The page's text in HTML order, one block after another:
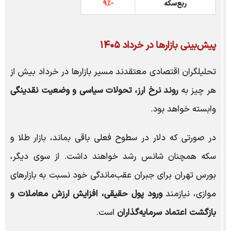
ربع‌سکه
-۹٪
پیش‌بینی بازارها در خرداد ۱۴۰۵
تحلیلگران اقتصادی معتقدند مسیر بازارها در خرداد بیش از
هر چیز بهروند نرخ ارز، تحولات سیاسی و وضعیت نقدینگی
وابسته خواهد بود.
در صورتی که دلار در سطوح فعلی باقی بماند، بازار طلا و
سکه همچنان شانس رشد خواهند داشت. از سوی دیگر،
بورس تهران برای جبران عقب‌ماندگی خود نسبت به بازارهای
موازی، نیازمندورود پول حقیقی، افزایش ارزش معاملات و
بازگشت اعتماد سرمایه‌گذاران است.